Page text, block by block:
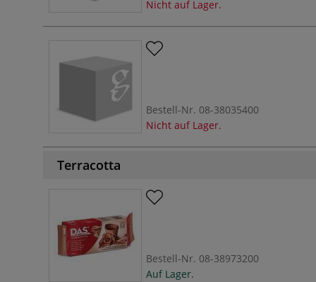
Nicht auf Lager.
Bestell-Nr. 08-38035400
Nicht auf Lager.
Terracotta
Bestell-Nr. 08-38973200
Auf Lager.